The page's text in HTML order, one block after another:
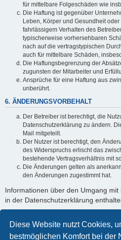
Diese Website nutzt Cookies,
bestmöglichen Komfort bei der
für mittelbare Folgeschäden wie
Die Haftung ist gegenüber
Leben, Körper und Gesundheit
fahrlässigem Verhalten des
typischerweise vorhersehbaren
nach auf die vertragstypischen
auch für mittelbare Schäden,
Die Haftungsbegrenzung der
zugunsten der Mitarbeiter und
Ansprüche für eine Haftung aus
unberührt.
6. ÄNDERUNGSVORBEHALT
Der Betreiber ist berechtigt, die
Datenschutzerklärung zu ändern.
Mail mitgeteilt.
Der Nutzer ist berechtigt, den
des Widerspruchs erlischt das
bestehende Vertragsverhältnis mit
Die Änderungen gelten als
den Änderungen zugestimmt hat.
Informationen über den Umgang
in der Datenschutzerklärung